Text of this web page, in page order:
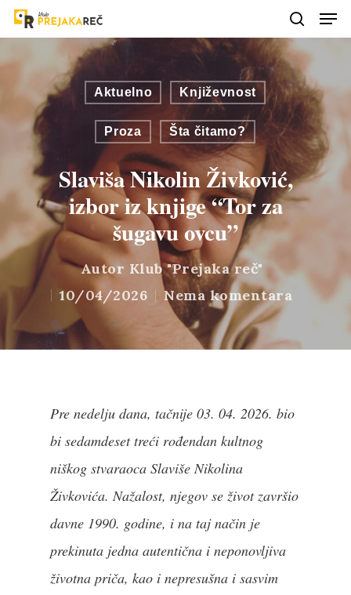
Aktuelno Književnost
Proza Šta čitamo?
Slaviša Nikolin Živković,
izbor iz knjige “Tor za
šugavu ovcu”
Autor Klub "Prejaka reč"
10/04/2026
Nema komentara
Pre nedelju dana, tačnije 03. 04. 2026. bio
bi sedamdeset treći rođendan kultnog
niškog stvaraoca Slaviše Nikolina
Živkovića. Nažalost, njegov se život završio
davne 1990. godine, i na taj način je
prekinuta jedna autentična i neponovljiva
životna priča, kao i nepresušna i sasvim